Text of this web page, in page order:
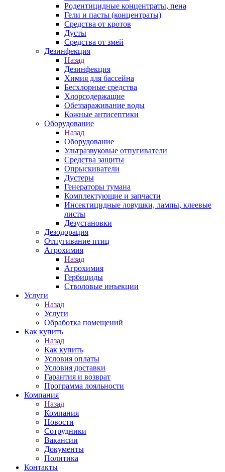
Родентицидные концентраты, пена
Гели и пасты (концентраты)
Средства от кротов
Дусты
Средства от змей
Дезинфекция
Назад
Дезинфекция
Химия для бассейна
Бесхлорные средства
Хлорсодержащие
Обеззараживание воды
Кожные антисептики
Оборудование
Назад
Оборудование
Ультразвуковые отпугиватели
Средства защиты
Опрыскиватели
Дустеры
Генераторы тумана
Комплектующие и запчасти
Инсектицидные ловушки, лампы, клеевые
листы
Дезустановки
Дезодорация
Отпугивание птиц
Агрохимия
Назад
Агрохимия
Гербициды
Стволовые инъекции
Услуги
Назад
Услуги
Обработка помещений
Как купить
Назад
Как купить
Условия оплаты
Условия доставки
Гарантия и возврат
Программа лояльности
Компания
Назад
Компания
Новости
Сотрудники
Вакансии
Документы
Политика
Контакты